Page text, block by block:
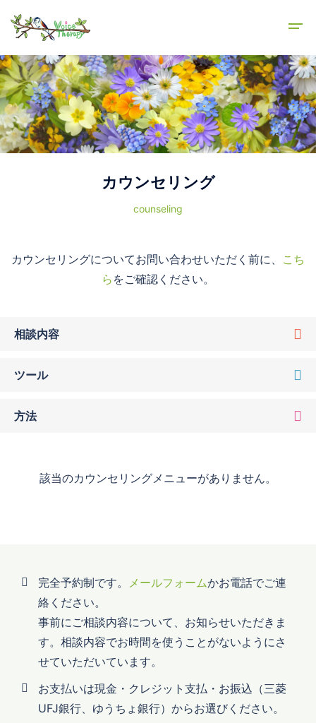
カウンセリング
counseling
カウンセリングについてお問い合わせいただく前に、 こち
ら をご確認ください。
相談内容
ツール
方法
該当のカウンセリングメニューがありません。
完全予約制です。 メールフォームかお電話でご連
絡ください。
事前にご相談内容について、お知らせいただきま
す。相談内容でお時間を使うことがないようにさ
せていただいています。
お支払いは現金・クレジット支払・お振込（三菱
UFJ銀行、ゆうちょ銀行）からお選びください。